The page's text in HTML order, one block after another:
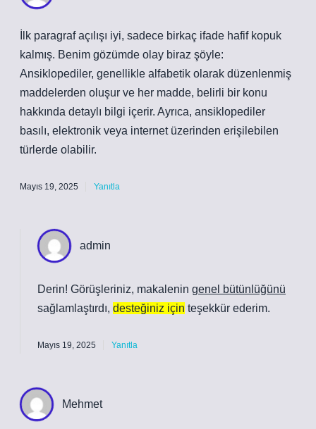
İlk paragraf açılışı iyi, sadece birkaç ifade hafif kopuk
kalmış. Benim gözümde olay biraz şöyle:
Ansiklopediler, genellikle alfabetik olarak düzenlenmiş
maddelerden oluşur ve her madde, belirli bir konu
hakkında detaylı bilgi içerir. Ayrıca, ansiklopediler
basılı, elektronik veya internet üzerinden erişilebilen
türlerde olabilir.
Mayıs 19, 2025 Yanıtla
admin
Derin! Görüşleriniz, makalenin genel bütünlüğünü
sağlamlaştırdı, desteğiniz için teşekkür ederim.
Mayıs 19, 2025 Yanıtla
Mehmet